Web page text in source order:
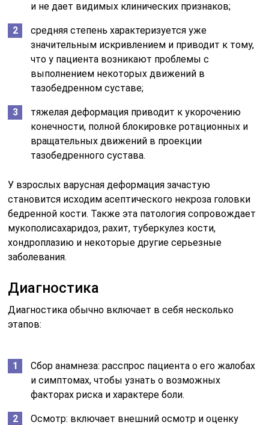
и не дает видимых клинических признаков;
средняя степень характеризуется уже
значительным искривлением и приводит к тому,
что у пациента возникают проблемы с
выполнением некоторых движений в
тазобедренном суставе;
тяжелая деформация приводит к укорочению
конечности, полной блокировке ротационных и
вращательных движений в проекции
тазобедренного сустава.
У взрослых варусная деформация зачастую
становится исходим асептического некроза головки
бедренной кости. Также эта патология сопровождает
мукополисахаридоз, рахит, туберкулез кости,
хондроплазию и некоторые другие серьезные
заболевания.
Диагностика
Диагностика обычно включает в себя несколько
этапов:
Сбор анамнеза: расспрос пациента о его жалобах
и симптомах, чтобы узнать о возможных
факторах риска и характере боли.
Осмотр: включает внешний осмотр и оценку